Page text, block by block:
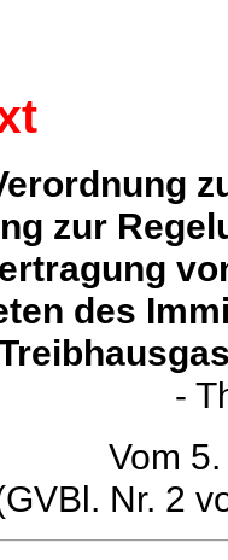
zur
des
-
Vom
Nr. 2